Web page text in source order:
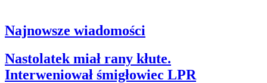
Najnowsze wiadomości
Nastolatek miał rany kłute.
Interweniował śmigłowiec LPR